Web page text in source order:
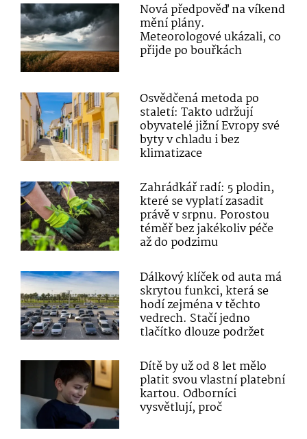
Nová předpověď na víkend
mění plány.
Meteorologové ukázali, co
přijde po bouřkách
Osvědčená metoda po
staletí: Takto udržují
obyvatelé jižní Evropy své
byty v chladu i bez
klimatizace
Zahrádkář radí: 5 plodin,
které se vyplatí zasadit
právě v srpnu. Porostou
téměř bez jakékoliv péče
až do podzimu
Dálkový klíček od auta má
skrytou funkci, která se
hodí zejména v těchto
vedrech. Stačí jedno
tlačítko dlouze podržet
Dítě by už od 8 let mělo
platit svou vlastní platební
kartou. Odborníci
vysvětlují, proč